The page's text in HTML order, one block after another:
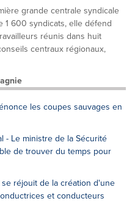
grande centrale syndicale
1 600 syndicats, elle défend
réunis dans huit
centraux régionaux,
les coupes sauvages en
- Le ministre de la Sécurité
de trouver du temps pour
se réjouit de la création d'une
et conducteurs